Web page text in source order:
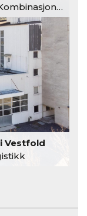
Vestfold